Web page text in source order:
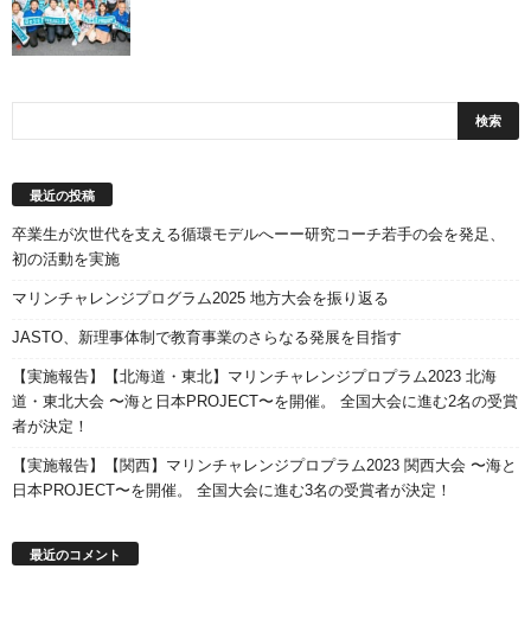
最近の投稿
卒業生が次世代を支える循環モデルへーー研究コーチ若手の会を発足、
初の活動を実施
マリンチャレンジプログラム2025 地方大会を振り返る
JASTO、新理事体制で教育事業のさらなる発展を目指す
【実施報告】【北海道・東北】マリンチャレンジプロプラム2023 北海
道・東北大会 〜海と日本PROJECT〜を開催。 全国大会に進む2名の受賞
者が決定！
【実施報告】【関西】マリンチャレンジプロプラム2023 関西大会 〜海と
日本PROJECT〜を開催。 全国大会に進む3名の受賞者が決定！
最近のコメント